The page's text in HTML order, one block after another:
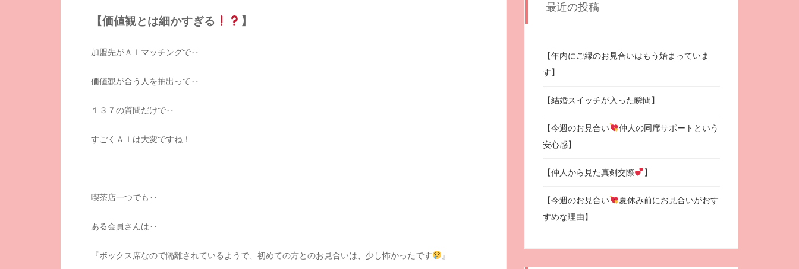
【価値観とは細かすぎる 】
加盟先がＡＩマッチングで‥
価値観が合う人を抽出って‥
１３７の質問だけで‥
すごくＡＩは大変ですね！
喫茶店一つでも‥
ある会員さんは‥
『ボックス席なので隔離されているようで、初めての方とのお見合いは、少し怖かったです 』
最近の投稿
【年内にご縁のお見合いはもう始まっていま
す】
【結婚スイッチが入った瞬間】
【今週のお見合い
仲人の同席サポートという
安心感】
【仲人から見た真剣交際 】
【今週のお見合い
夏休み前にお見合いがおす
すめな理由】